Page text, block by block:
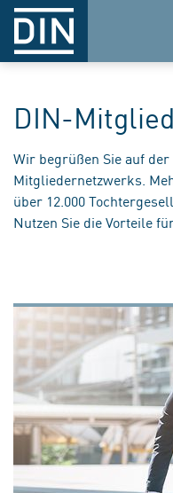
DIN-
Wir begrüßen Sie auf
Mitgliedernetzwerks.
über 12.000
Nutzen Sie die Vorteile